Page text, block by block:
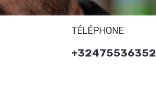
TÉLÉPHONE
+32475536352